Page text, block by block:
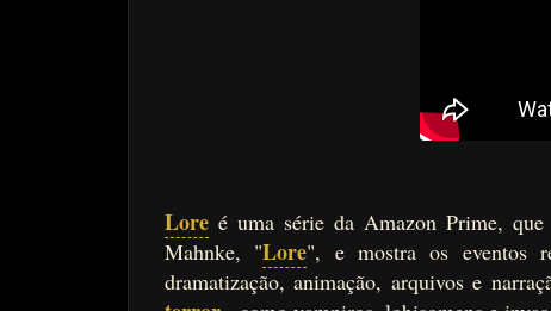
Lore é uma série da Amazon Prime,
Mahnke, "Lore", e mostra os eventos
dramatização, animação, arquivos e